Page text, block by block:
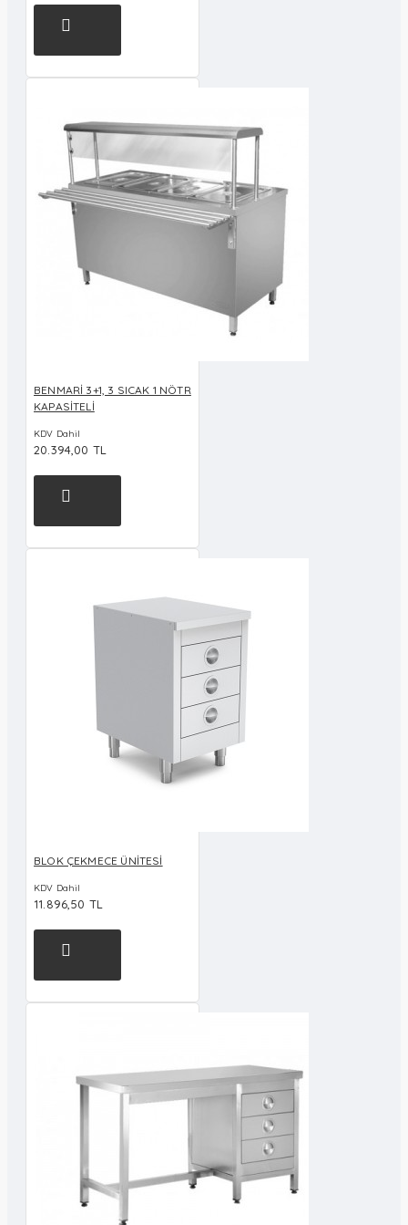
BENMARİ 3+1, 3 SICAK 1 NÖTR
KAPASİTELİ
KDV Dahil
20.394,00 TL
BLOK ÇEKMECE ÜNİTESİ
KDV Dahil
11.896,50 TL